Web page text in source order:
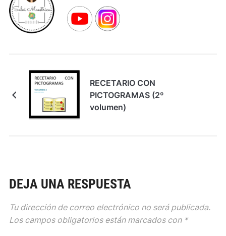
RECETARIO CON
PICTOGRAMAS (2º
volumen)
DEJA UNA RESPUESTA
Tu dirección de correo electrónico no será publicada.
Los campos obligatorios están marcados con *